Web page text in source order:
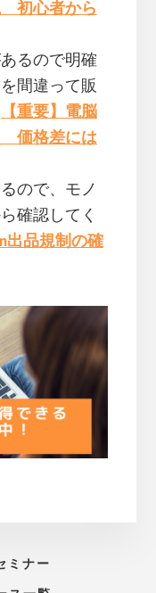
初心者から
るので明確
間違って販
【重要】電脳
価格差には
ので、モノ
確認してく
出品規制の確
ミナー